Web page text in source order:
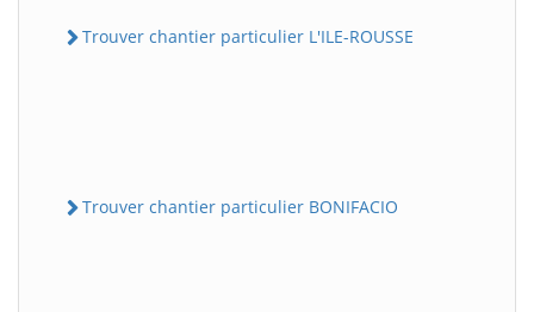
Trouver chantier particulier L'ILE-ROUSSE
Trouver chantier particulier BONIFACIO